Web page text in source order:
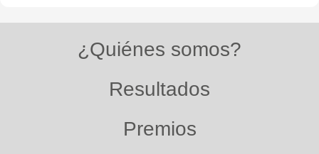
¿Quiénes somos?
Resultados
Premios